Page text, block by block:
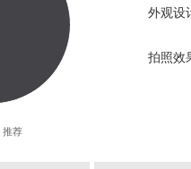
推荐
外观设
拍照效